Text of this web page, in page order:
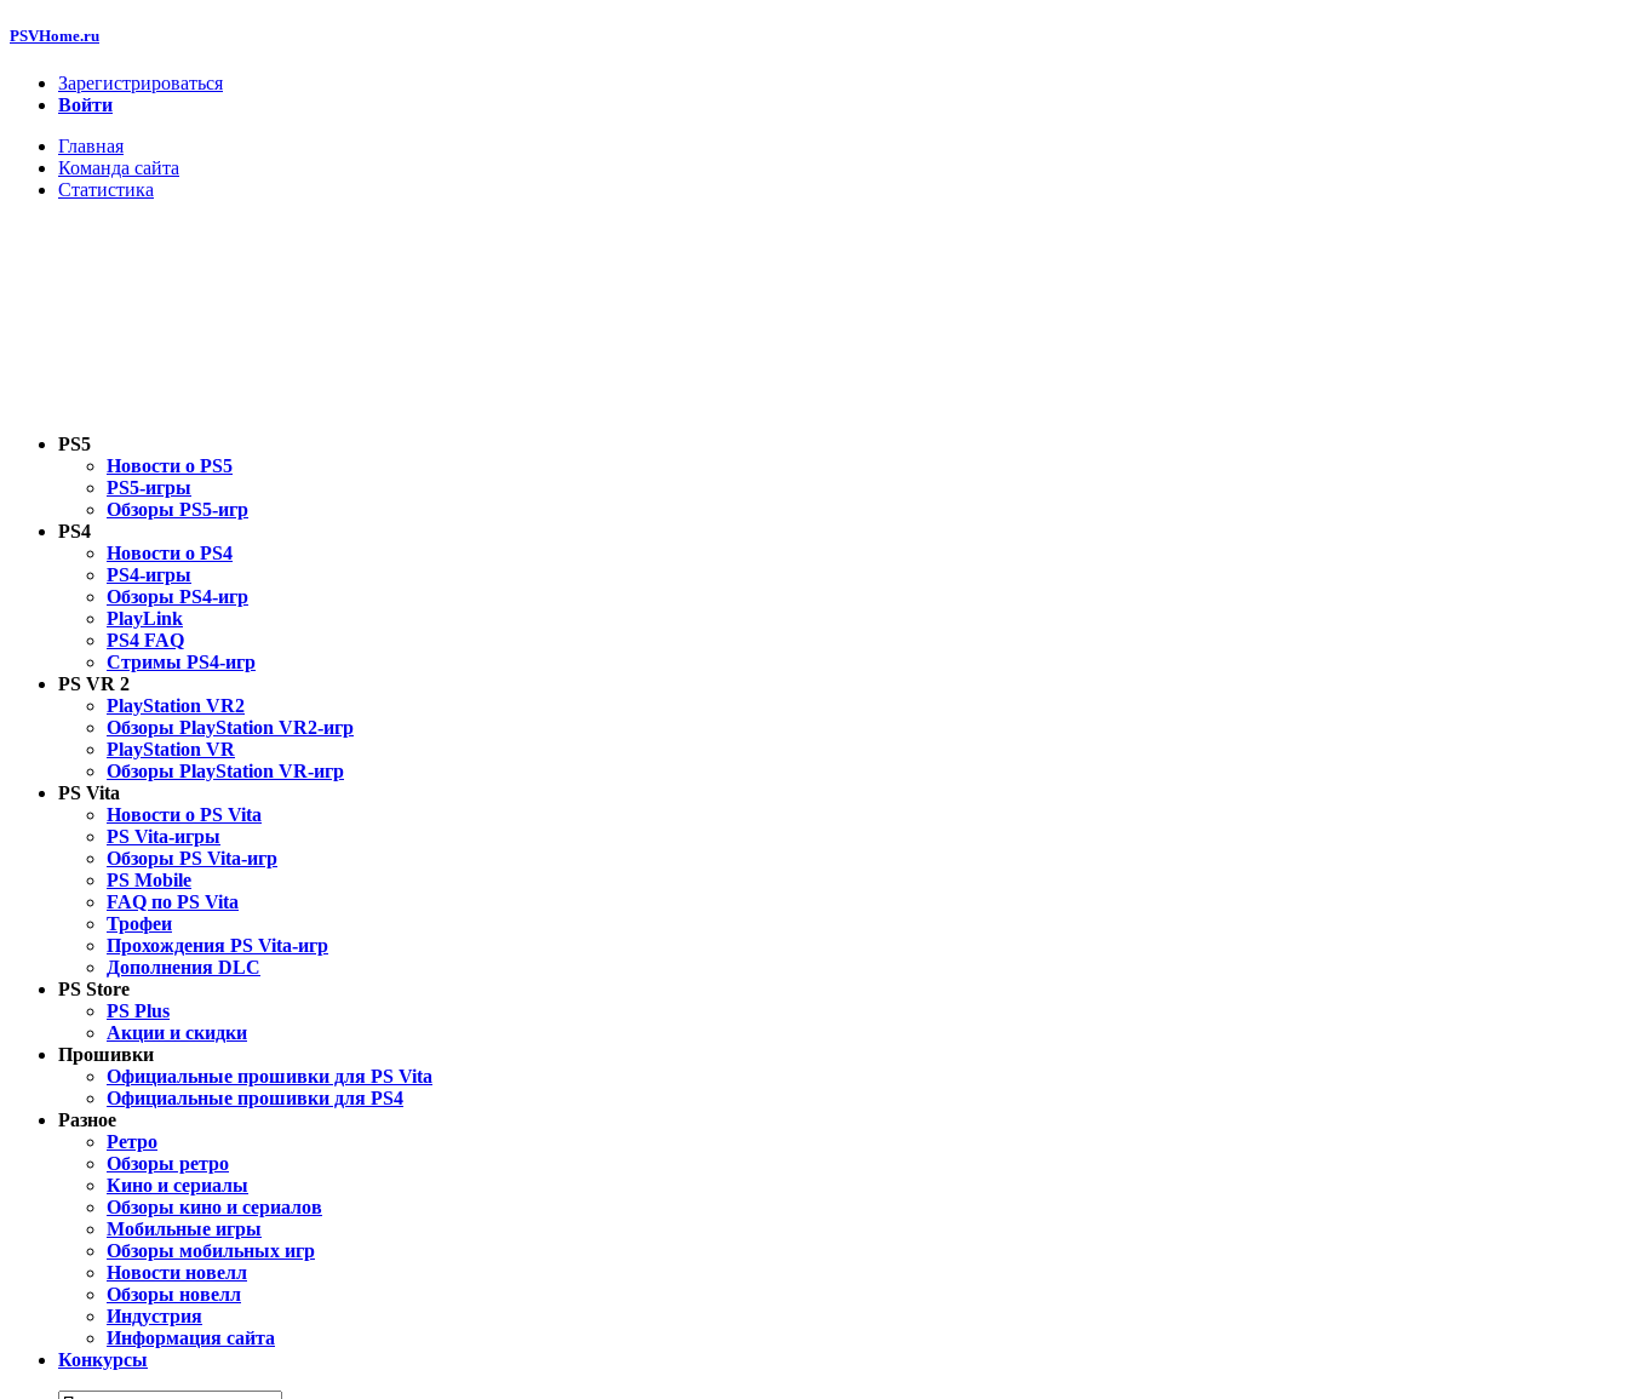
PSVHome.ru
Зарегистрироваться
Войти
Главная
Команда сайта
Статистика
PS5
Новости о PS5
PS5-игры
Обзоры PS5-игр
PS4
Новости о PS4
PS4-игры
Обзоры PS4-игр
PlayLink
PS4 FAQ
Стримы PS4-игр
PS VR 2
PlayStation VR2
Обзоры PlayStation VR2-игр
PlayStation VR
Обзоры PlayStation VR-игр
PS Vita
Новости о PS Vita
PS Vita-игры
Обзоры PS Vita-игр
PS Mobile
FAQ по PS Vita
Трофеи
Прохождения PS Vita-игр
Дополнения DLC
PS Store
PS Plus
Акции и скидки
Прошивки
Официальные прошивки для PS Vita
Официальные прошивки для PS4
Разное
Ретро
Обзоры ретро
Кино и сериалы
Обзоры кино и сериалов
Мобильные игры
Обзоры мобильных игр
Новости новелл
Обзоры новелл
Индустрия
Информация сайта
Конкурсы